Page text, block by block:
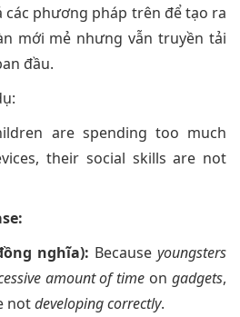
các phương pháp trên để tạo ra
mới mẻ nhưng vẫn truyền tải
đầu.
are spending too much
their social skills are not
nghĩa): Because youngsters
amount of time on gadgets,
notdeveloping correctly.